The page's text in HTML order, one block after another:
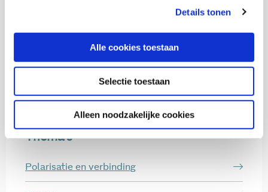
Details tonen
Alle cookies toestaan
Selectie toestaan
Alleen noodzakelijke cookies
Met medewerking van
Kunsten ’92
Thema's
Polarisatie en verbinding